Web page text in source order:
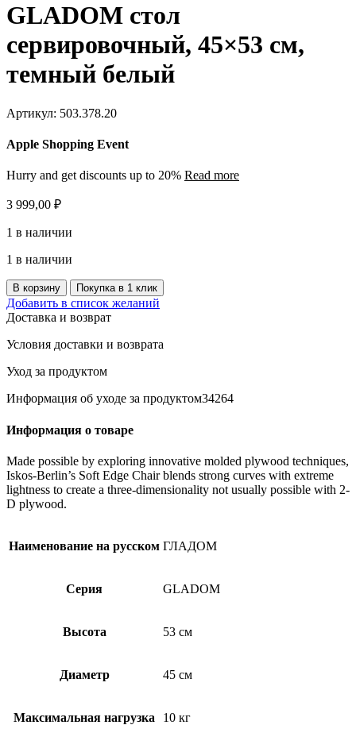
GLADOM стол
сервировочный, 45×53 см,
темный белый
Артикул: 503.378.20
Apple Shopping Event
Hurry and get discounts up to 20% Read more
3 999,00 ₽
1 в наличии
1 в наличии
Количество
товара
GLADOM
стол
сервировочный,
см,
белый
В корзину Покупка в 1 клик
Добавить в список желаний
Доставка и возврат
Условия доставки и возврата
Уход за продуктом
Информация об уходе за продуктом34264
Информация о товаре
Made possible by exploring innovative molded plywood techniques,
Iskos-Berlin’s Soft Edge Chair blends strong curves with extreme
lightness to create a three-dimensionality not usually possible with 2-
D plywood.
Наименование на русском ГЛАДОМ
Серия GLADOM
Высота 53 см
Диаметр 45 см
Максимальная нагрузка 10 кг